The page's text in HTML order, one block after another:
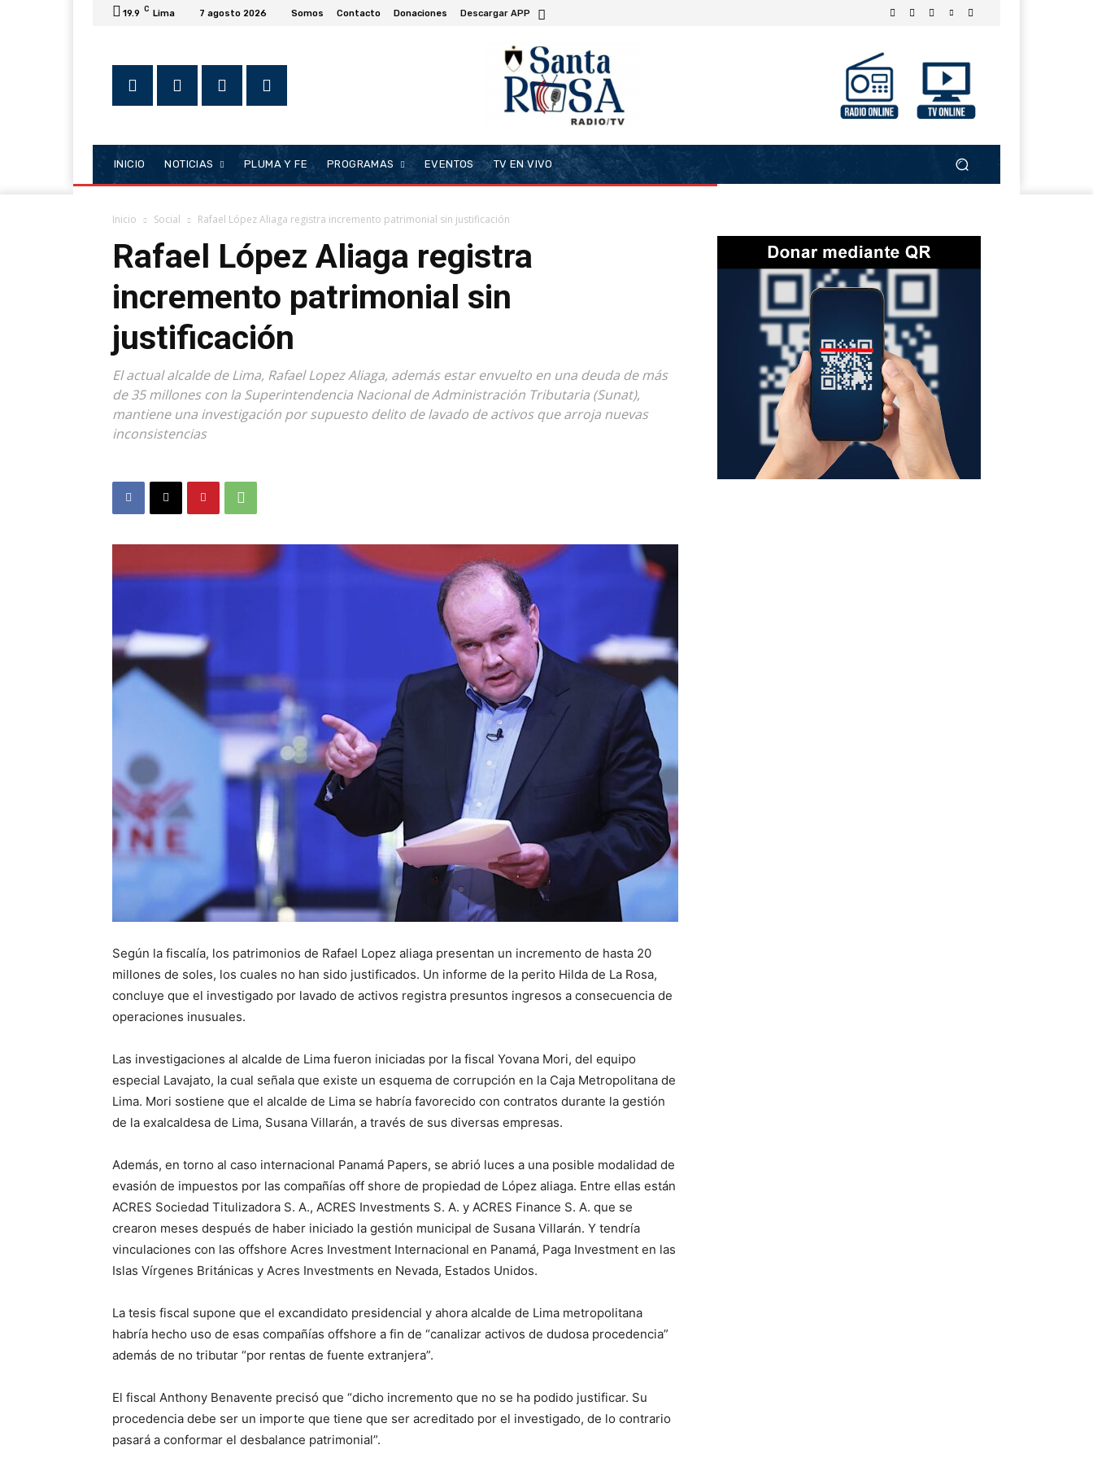
19.9 C Lima 7 agosto 2026 Somos Contacto Donaciones Descargar APP
INICIO NOTICIAS PLUMA Y FE PROGRAMAS EVENTOS TV EN VIVO
Inicio Social Rafael López Aliaga registra incremento patrimonial sin justificación
Rafael López Aliaga registra
incremento patrimonial sin
justificación
El actual alcalde de Lima, Rafael Lopez Aliaga, además estar envuelto en una deuda de más
de 35 millones con la Superintendencia Nacional de Administración Tributaria (Sunat),
mantiene una investigación por supuesto delito de lavado de activos que arroja nuevas
inconsistencias
Según la fiscalía, los patrimonios de Rafael Lopez aliaga presentan un incremento de hasta 20
millones de soles, los cuales no han sido justificados. Un informe de la perito Hilda de La Rosa,
concluye que el investigado por lavado de activos registra presuntos ingresos a consecuencia de
operaciones inusuales.
Las investigaciones al alcalde de Lima fueron iniciadas por la fiscal Yovana Mori, del equipo
especial Lavajato, la cual señala que existe un esquema de corrupción en la Caja Metropolitana de
Lima. Mori sostiene que el alcalde de Lima se habría favorecido con contratos durante la gestión
de la exalcaldesa de Lima, Susana Villarán, a través de sus diversas empresas.
Además, en torno al caso internacional Panamá Papers, se abrió luces a una posible modalidad de
evasión de impuestos por las compañías off shore de propiedad de López aliaga. Entre ellas están
ACRES Sociedad Titulizadora S. A., ACRES Investments S. A. y ACRES Finance S. A. que se
crearon meses después de haber iniciado la gestión municipal de Susana Villarán. Y tendría
vinculaciones con las offshore Acres Investment Internacional en Panamá, Paga Investment en las
Islas Vírgenes Británicas y Acres Investments en Nevada, Estados Unidos.
La tesis fiscal supone que el excandidato presidencial y ahora alcalde de Lima metropolitana
habría hecho uso de esas compañías offshore a fin de “canalizar activos de dudosa procedencia”
además de no tributar “por rentas de fuente extranjera”.
El fiscal Anthony Benavente precisó que “dicho incremento que no se ha podido justificar. Su
procedencia debe ser un importe que tiene que ser acreditado por el investigado, de lo contrario
pasará a conformar el desbalance patrimonial”.